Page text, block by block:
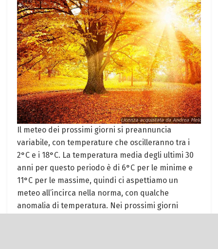
Il meteo dei prossimi giorni si preannuncia
variabile, con temperature che oscilleranno tra i
2°C e i 18°C. La temperatura media degli ultimi 30
anni per questo periodo è di 6°C per le minime e
11°C per le massime, quindi ci aspettiamo un
meteo all’incirca nella norma, con qualche
anomalia di temperatura. Nei prossimi giorni